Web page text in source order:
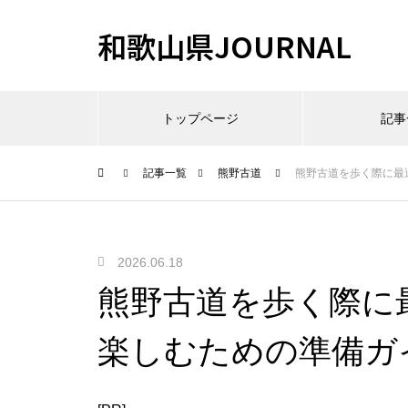
和歌山県JOURNAL
トップページ 記
記事一覧 熊野古道 熊野古道を歩く際に
2026.06.18
熊野古道を歩く際
楽しむための準備ガ